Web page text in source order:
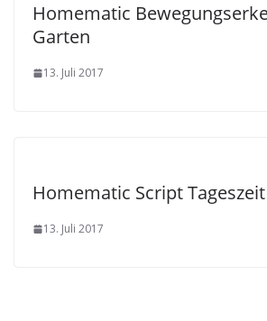
Homematic
Garten
13. Juli 2017
Homematic Script
13. Juli 2017